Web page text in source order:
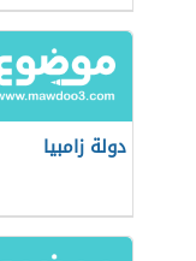
دولة زامبيا